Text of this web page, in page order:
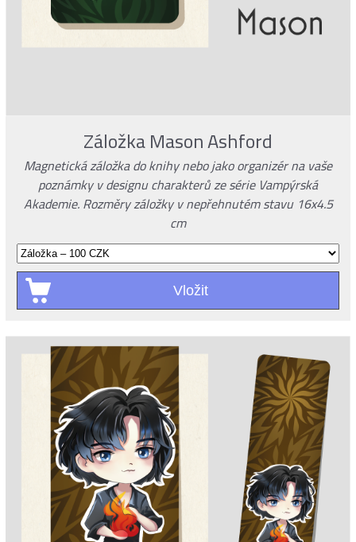
Záložka Mason Ashford
Magnetická záložka do knihy nebo jako organizér na vaše
poznámky v designu charakterů ze série Vampýrská
Akademie. Rozměry záložky v nepřehnutém stavu 16x4.5
cm